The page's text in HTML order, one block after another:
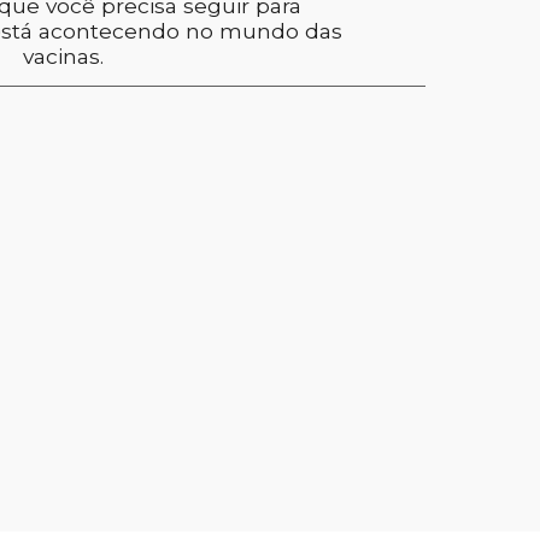
você precisa seguir para
acontecendo no mundo das
vacinas.